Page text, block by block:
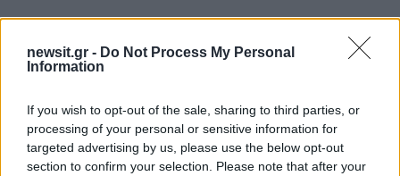
newsit.gr - Do Not Process My Personal
Information
If you wish to opt-out of the sale, sharing to third parties, or
processing of your personal or sensitive information for
targeted advertising by us, please use the below opt-out
section to confirm your selection. Please note that after your
Αν τα χάσατε